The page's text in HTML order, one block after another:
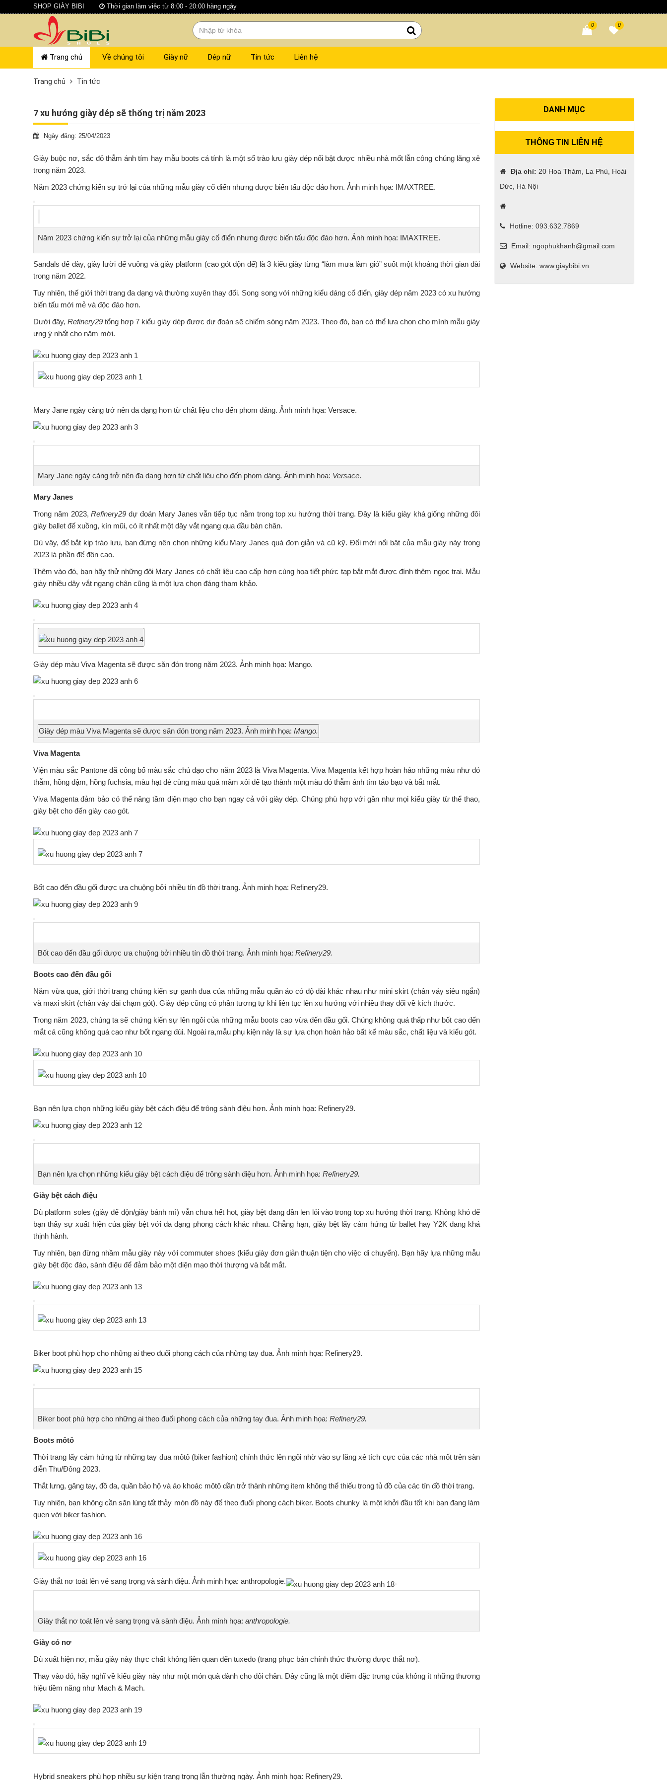
SHOP GIÀY BIBI Thời gian làm việc từ 8:00 - 20:00 hàng ngày
0 0
Trang chủ Về chúng tôi Giày nữ Dép nữ Tin tức Liên hệ
Trang chủ Tin tức
7 xu hướng giày dép sẽ thống trị năm 2023
Ngày đăng: 25/04/2023
Giày buộc nơ, sắc đỏ thẫm ánh tím hay mẫu boots cá tính là một số trào lưu giày dép nổi bật được nhiều nhà mốt lẫn công chúng lăng xê
trong năm 2023.
Năm 2023 chứng kiến sự trở lại của những mẫu giày cổ điển nhưng được biến tấu độc đáo hơn. Ảnh minh họa: IMAXTREE.
Năm 2023 chứng kiến sự trở lại của những mẫu giày cổ điển nhưng được biến tấu độc đáo hơn. Ảnh minh họa: IMAXTREE.
Sandals đế dày, giày lười đế vuông và giày platform (cao gót độn đế) là 3 kiểu giày từng “làm mưa làm gió” suốt một khoảng thời gian dài
trong năm 2022.
Tuy nhiên, thế giới thời trang đa dạng và thường xuyên thay đổi. Song song với những kiểu dáng cổ điển, giày dép năm 2023 có xu hướng
biến tấu mới mẻ và độc đáo hơn.
Dưới đây,Refinery29 tổng hợp 7 kiểu giày dép được dự đoán sẽ chiếm sóng năm 2023. Theo đó, bạn có thể lựa chọn cho mình mẫu giày
ưng ý nhất cho năm mới.
Mary Jane ngày càng trở nên đa dạng hơn từ chất liệu cho đến phom dáng. Ảnh minh họa: Versace.
Mary Jane ngày càng trở nên đa dạng hơn từ chất liệu cho đến phom dáng. Ảnh minh họa: Versace.
Mary Janes
Trong năm 2023,Refinery29dự đoán Mary Janes vẫn tiếp tục nằm trong top xu hướng thời trang. Đây là kiểu giày khá giống những đôi
giày ballet đế xuồng, kín mũi, có ít nhất một dây vắt ngang qua đầu bàn chân.
Dù vậy, để bắt kịp trào lưu, bạn đừng nên chọn những kiểu Mary Janes quá đơn giản và cũ kỹ. Đổi mới nổi bật của mẫu giày này trong
2023 là phần đế độn cao.
Thêm vào đó, bạn hãy thử những đôi Mary Janes có chất liệu cao cấp hơn cùng họa tiết phức tạp bắt mắt được đính thêm ngọc trai. Mẫu
giày nhiều dây vắt ngang chân cũng là một lựa chọn đáng tham khảo.
Giày dép màu Viva Magenta sẽ được săn đón trong năm 2023. Ảnh minh họa: Mango.
Giày dép màu Viva Magenta sẽ được săn đón trong năm 2023. Ảnh minh họa: Mango.
Viva Magenta
Viện màu sắc Pantone đã công bố màu sắc chủ đạo cho năm 2023 là Viva Magenta. Viva Magenta kết hợp hoàn hảo những màu như đỏ
thẫm, hồng đậm, hồng fuchsia, màu hạt dẻ cùng màu quả mâm xôi để tạo thành một màu đỏ thẫm ánh tím táo bạo và bắt mắt.
Viva Magenta đảm bảo có thể nâng tầm diện mạo cho bạn ngay cả với giày dép. Chúng phù hợp với gần như mọi kiểu giày từ thể thao,
giày bệt cho đến giày cao gót.
Bốt cao đến đầu gối được ưa chuộng bởi nhiều tín đồ thời trang. Ảnh minh họa: Refinery29.
Bốt cao đến đầu gối được ưa chuộng bởi nhiều tín đồ thời trang. Ảnh minh họa: Refinery29.
Boots cao đến đầu gối
Năm vừa qua, giới thời trang chứng kiến sự ganh đua của những mẫu quần áo có độ dài khác nhau như mini skirt (chân váy siêu ngắn)
và maxi skirt (chân váy dài chạm gót). Giày dép cũng có phần tương tự khi liên tục lên xu hướng với nhiều thay đổi về kích thước.
Trong năm 2023, chúng ta sẽ chứng kiến sự lên ngôi của những mẫu boots cao vừa đến đầu gối. Chúng không quá thấp như bốt cao đến
mắt cá cũng không quá cao như bốt ngang đùi. Ngoài ra,mẫu phụ kiện này là sự lựa chọn hoàn hảo bất kể màu sắc, chất liệu và kiểu gót.
Bạn nên lựa chọn những kiểu giày bệt cách điệu để trông sành điệu hơn. Ảnh minh họa: Refinery29.
Bạn nên lựa chọn những kiểu giày bệt cách điệu để trông sành điệu hơn. Ảnh minh họa: Refinery29.
Giày bệt cách điệu
Dù platform soles (giày đế độn/giày bánh mì) vẫn chưa hết hot, giày bệt đang dần len lỏi vào trong top xu hướng thời trang. Không khó để
bạn thấy sự xuất hiện của giày bệt với đa dạng phong cách khác nhau. Chẳng hạn, giày bệt lấy cảm hứng từ ballet hay Y2K đang khá
thịnh hành.
Tuy nhiên, bạn đừng nhầm mẫu giày này với commuter shoes (kiểu giày đơn giản thuận tiện cho việc di chuyển). Bạn hãy lựa những mẫu
giày bệt độc đáo, sành điệu để đảm bảo một diện mạo thời thượng và bắt mắt.
Biker boot phù hợp cho những ai theo đuổi phong cách của những tay đua. Ảnh minh họa: Refinery29.​​​​​​​
Biker boot phù hợp cho những ai theo đuổi phong cách của những tay đua. Ảnh minh họa: Refinery29.
Boots môtô
Thời trang lấy cảm hứng từ những tay đua môtô (biker fashion) chính thức lên ngôi nhờ vào sự lăng xê tích cực của các nhà mốt trên sàn
diễn Thu/Đông 2023.
Thắt lưng, găng tay, đồ da, quần bảo hộ và áo khoác môtô dần trở thành những item không thể thiếu trong tủ đồ của các tín đồ thời trang.
Tuy nhiên, bạn không cần săn lùng tất thảy món đồ này để theo đuổi phong cách biker. Boots chunky là một khởi đầu tốt khi bạn đang làm
quen với biker fashion.
Giày thắt nơ toát lên vẻ sang trọng và sành điệu. Ảnh minh họa: anthropologie.​​​​​​​
Giày thắt nơ toát lên vẻ sang trọng và sành điệu. Ảnh minh họa: anthropologie.
Giày có nơ
Dù xuất hiện nơ, mẫu giày này thực chất không liên quan đến tuxedo (trang phục bán chính thức thường được thắt nơ).
Thay vào đó, hãy nghĩ về kiểu giày này như một món quà dành cho đôi chân. Đây cũng là một điểm đặc trưng của không ít những thương
hiệu tiềm năng như Mach & Mach.
Hybrid sneakers phù hợp nhiều sự kiện trang trọng lẫn thường ngày. Ảnh minh họa: Refinery29.
DANH MỤC
THÔNG TIN LIÊN HỆ
Địa chỉ: 20 Hoa Thám, La Phù, Hoài
Đức, Hà Nội
Hotline: 093.632.7869
Email: ngophukhanh@gmail.com
Website: www.giaybibi.vn